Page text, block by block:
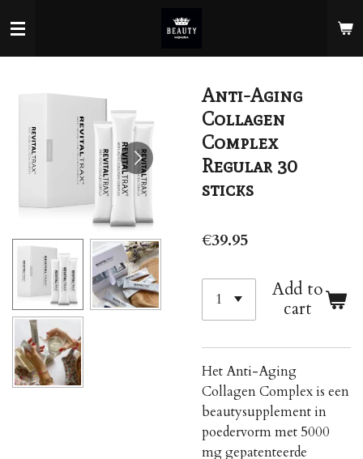
to
main
Anti-Aging
Collagen
Complex
Regular 30
sticks
€39.95
Add to
cart
Het Anti-Aging
Collagen Complex is een
beautysupplement in
poedervorm met 5000
mg gepatenteerde